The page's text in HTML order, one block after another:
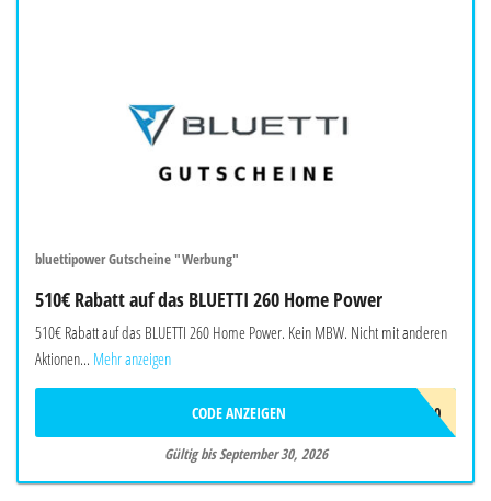
bluettipower Gutscheine "Werbung"
510€ Rabatt auf das BLUETTI 260 Home Power
510€ Rabatt auf das BLUETTI 260 Home Power. Kein MBW. Nicht mit anderen
Aktionen... Mehr anzeigen
BALAFF510
CODE ANZEIGEN
Gültig bis September 30, 2026